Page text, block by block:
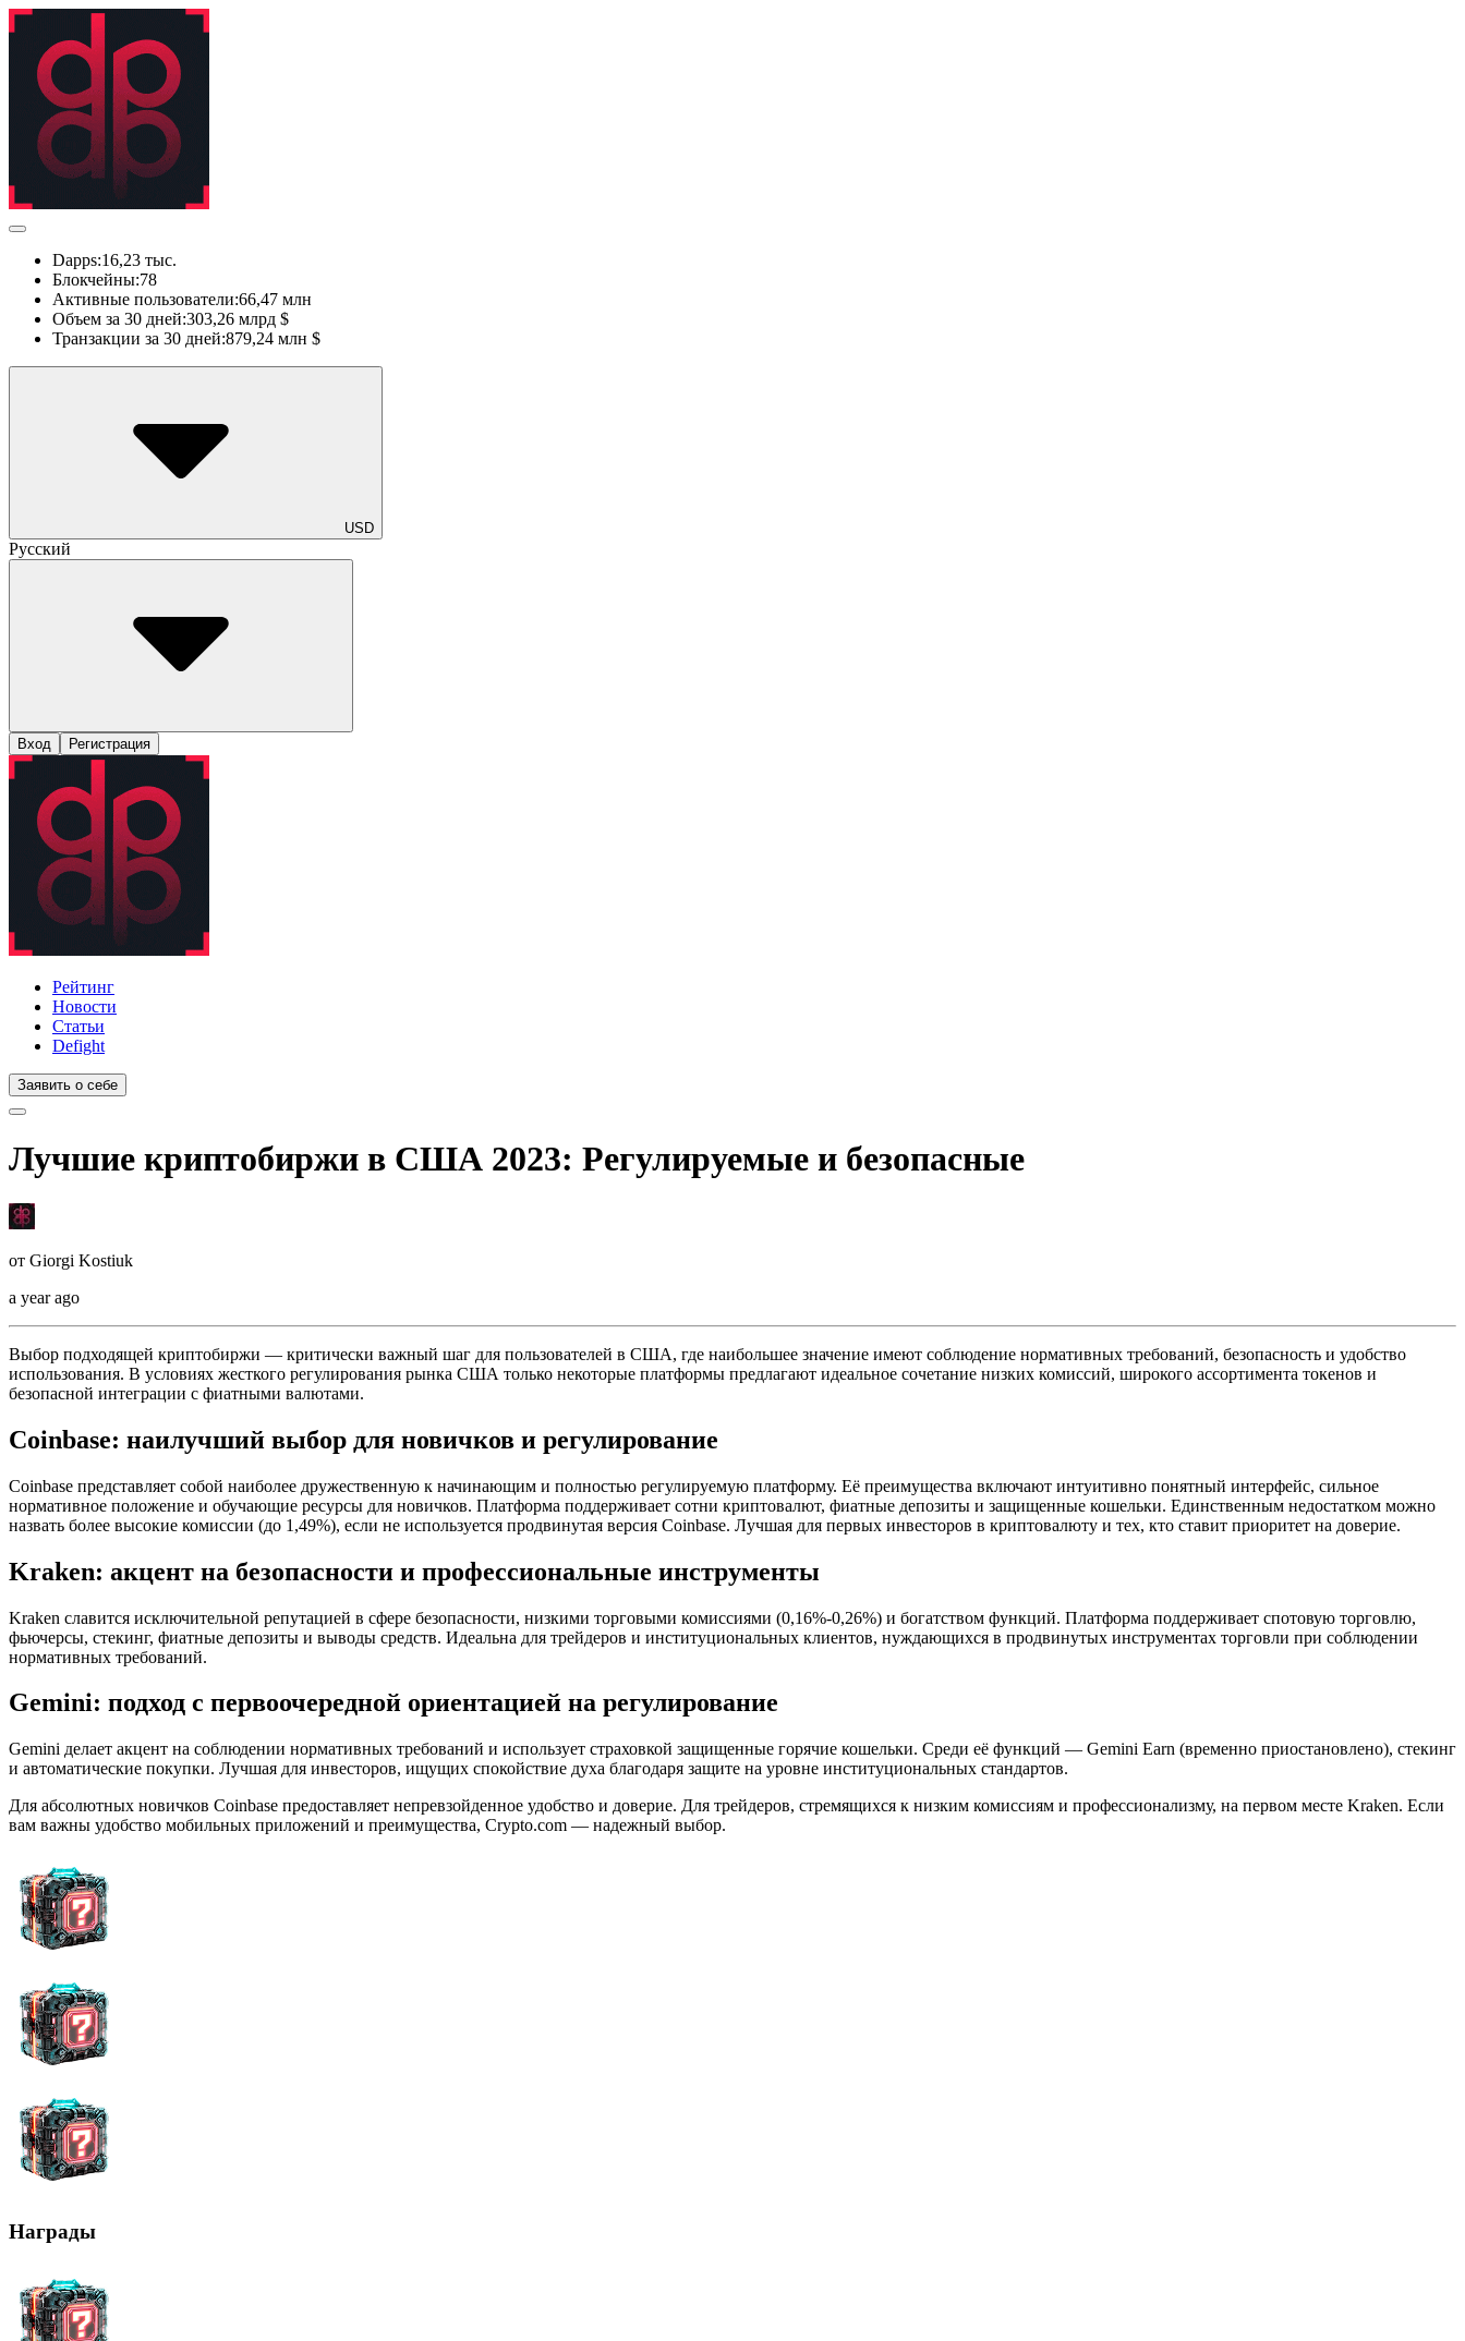
Dapps:16,23 тыс.
Блокчейны:78
Активные пользователи:66,47 млн
Объем за 30 дней:303,26 млрд $
Транзакции за 30 дней:879,24 млн $
USD
Русский
Вход Регистрация
Рейтинг
Новости
Статьи
Defight
Заявить о себе
Лучшие криптобиржи в США 2023: Регулируемые и безопасные
от Giorgi Kostiuk
a year ago
Выбор подходящей криптобиржи — критически важный шаг для пользователей в США, где наибольшее значение имеют соблюдение нормативных требований, безопасность и удобство
использования. В условиях жесткого регулирования рынка США только некоторые платформы предлагают идеальное сочетание низких комиссий, широкого ассортимента токенов и
безопасной интеграции с фиатными валютами.
Coinbase: наилучший выбор для новичков и регулирование
Coinbase представляет собой наиболее дружественную к начинающим и полностью регулируемую платформу. Её преимущества включают интуитивно понятный интерфейс, сильное
нормативное положение и обучающие ресурсы для новичков. Платформа поддерживает сотни криптовалют, фиатные депозиты и защищенные кошельки. Единственным недостатком можно
назвать более высокие комиссии (до 1,49%), если не используется продвинутая версия Coinbase. Лучшая для первых инвесторов в криптовалюту и тех, кто ставит приоритет на доверие.
Kraken: акцент на безопасности и профессиональные инструменты
Kraken славится исключительной репутацией в сфере безопасности, низкими торговыми комиссиями (0,16%-0,26%) и богатством функций. Платформа поддерживает спотовую торговлю,
фьючерсы, стекинг, фиатные депозиты и выводы средств. Идеальна для трейдеров и институциональных клиентов, нуждающихся в продвинутых инструментах торговли при соблюдении
нормативных требований.
Gemini: подход с первоочередной ориентацией на регулирование
Gemini делает акцент на соблюдении нормативных требований и использует страховкой защищенные горячие кошельки. Среди её функций — Gemini Earn (временно приостановлено), стекинг
и автоматические покупки. Лучшая для инвесторов, ищущих спокойствие духа благодаря защите на уровне институциональных стандартов.
Для абсолютных новичков Coinbase предоставляет непревзойденное удобство и доверие. Для трейдеров, стремящихся к низким комиссиям и профессионализму, на первом месте Kraken. Если
вам важны удобство мобильных приложений и преимущества, Crypto.com — надежный выбор.
Награды